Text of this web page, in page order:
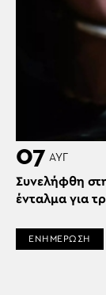
07 ΑΥΓ
Συνελήφθη
ένταλμα για
ΕΝΗΜΕΡΩΣΗ